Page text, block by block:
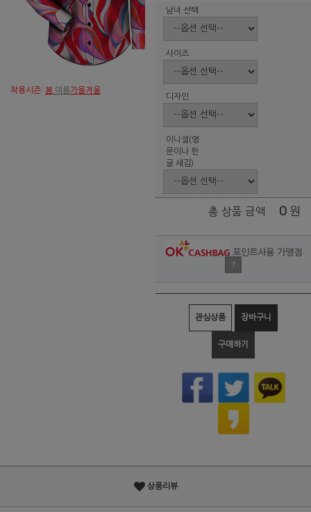
착용시즌: 봄 여름 가을겨울
남녀 선택
사이즈
디자인
이니셜(영
문이나 한
글 새김)
총 상품 금액 0 원
포인트사용 가맹점
?
관심상품 장바구니
구매하기
상품리뷰